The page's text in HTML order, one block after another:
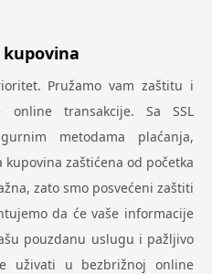
Pružamo vam zaštitu i
online transakcije. Sa SSL
metodama plaćanja,
zaštićena od početka
zato smo posvećeni zaštiti
da će vaše informacije
pouzdanu uslugu i pažljivo
uživati u bezbrižnoj online